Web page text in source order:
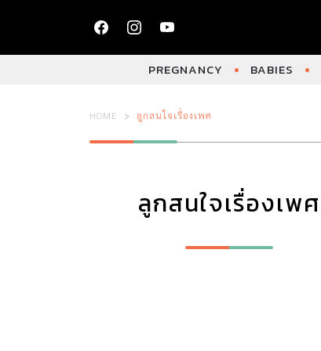
PREGNANCY BABIES
HOME ลูกสนใจเรื่องเพศ
ลูกสนใจเรื่องเพศ